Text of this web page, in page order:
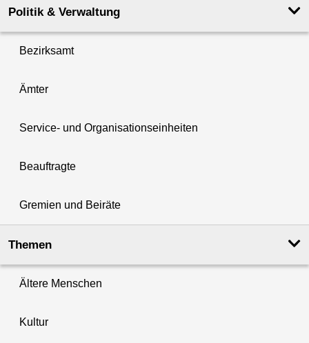
Politik & Verwaltung
Bezirksamt
Ämter
Service- und Organisationseinheiten
Beauftragte
Gremien und Beiräte
Themen
Ältere Menschen
Kultur